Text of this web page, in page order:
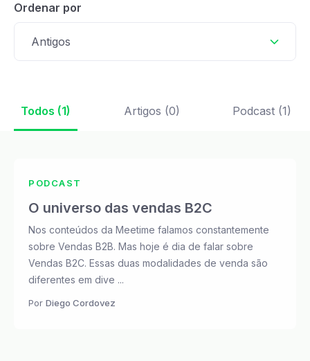
Ordenar por
Antigos
Todos (1) Artigos (0) Podcast (1)
PODCAST
O universo das vendas B2C
Nos conteúdos da Meetime falamos constantemente
sobre Vendas B2B. Mas hoje é dia de falar sobre
Vendas B2C. Essas duas modalidades de venda são
diferentes em dive ...
Por Diego Cordovez